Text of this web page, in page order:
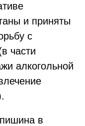
и приняты
с
части
алкогольной
в